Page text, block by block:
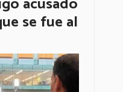
se fue al